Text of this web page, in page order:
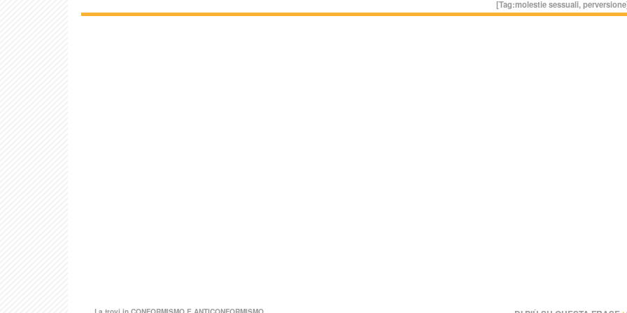
[Tag:molestie sessuali,perversione